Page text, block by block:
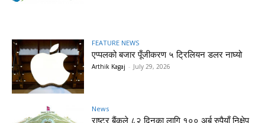
FEATURE NEWS
एप्पलको बजार पूँजीकरण ५ ट्रिलियन डलर नाघ्यो
Arthik Kagaj - July 29, 2026
News
राष्ट्र बैंकले ८२ दिनका लागि १०० अर्ब रुपैयाँ निक्षेप